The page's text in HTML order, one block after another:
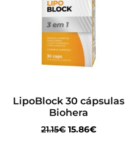
LipoBlock 30 cápsulas
Biohera
21.15€ 15.86€